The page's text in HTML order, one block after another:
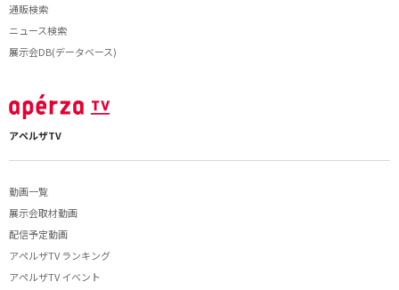
通販検索
ニュース検索
展示会DB(データベース)
アペルザTV
動画一覧
展示会取材動画
配信予定動画
アペルザTV ランキング
アペルザTV イベント